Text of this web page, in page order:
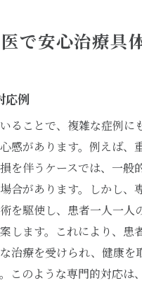
で安心治療具
応例
ることで、複雑な症例に
感があります。例えば、
を伴うケースでは、一般
合があります。しかし、
を駆使し、患者一人一人
します。これにより、患
治療を受けられ、健康を
このような専門的対応は